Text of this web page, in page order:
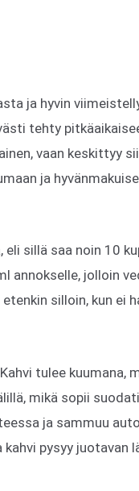
ja hyvin
tehty
vaan keskittyy
ja
sillä saa noin 10
annokselle, jolloin
silloin, kun ei
tulee kuumana,
mikä sopii
ja sammuu
pysyy juotavan